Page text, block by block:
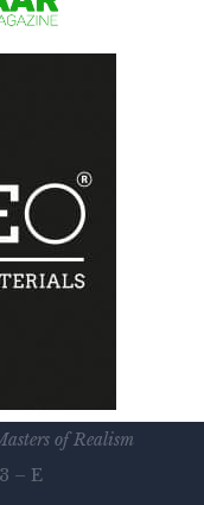
of Realism
– E